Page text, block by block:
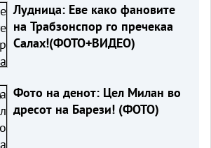
Лудница: Еве како фановите
на Трабзонспор го пречекаа
Салах!(ФОТО+ВИДЕО)
Фото на денот: Цел Милан во
дресот на Барези! (ФОТО)